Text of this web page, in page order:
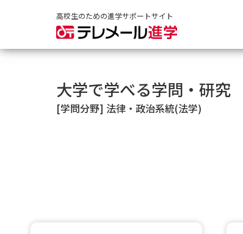
高校生のための進学サポートサイト
大学で学べる学問・研究
[学問分野] 法律・政治系統(法学)